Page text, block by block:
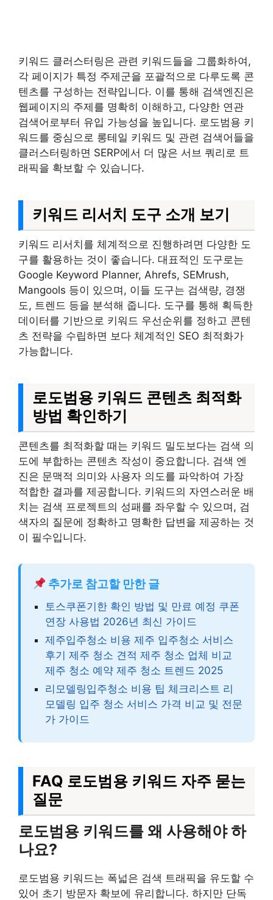
키워드 클러스터링은 관련 키워드들을 그룹화하여,
각 페이지가 특정 주제군을 포괄적으로 다루도록 콘
텐츠를 구성하는 전략입니다. 이를 통해 검색엔진은
웹페이지의 주제를 명확히 이해하고, 다양한 연관
검색어로부터 유입 가능성을 높입니다. 로도범용 키
워드를 중심으로 롱테일 키워드 및 관련 검색어들을
클러스터링하면 SERP에서 더 많은 서브 쿼리로 트
래픽을 확보할 수 있습니다.
키워드 리서치 도구 소개 보기
키워드 리서치를 체계적으로 진행하려면 다양한 도
구를 활용하는 것이 좋습니다. 대표적인 도구로는
Google Keyword Planner, Ahrefs, SEMrush,
Mangools 등이 있으며, 이들 도구는 검색량, 경쟁
도, 트렌드 등을 분석해 줍니다. 도구를 통해 획득한
데이터를 기반으로 키워드 우선순위를 정하고 콘텐
츠 전략을 수립하면 보다 체계적인 SEO 최적화가
가능합니다.
로도범용 키워드 콘텐츠 최적화
방법 확인하기
콘텐츠를 최적화할 때는 키워드 밀도보다는 검색 의
도에 부합하는 콘텐츠 작성이 중요합니다. 검색 엔
진은 문맥적 의미와 사용자 의도를 파악하여 가장
적합한 결과를 제공합니다. 키워드의 자연스러운 배
치는 검색 프로젝트의 성패를 좌우할 수 있으며, 검
색자의 질문에 정확하고 명확한 답변을 제공하는 것
이 필수입니다.
추가로 참고할 만한 글
토스쿠폰기한 확인 방법 및 만료 예정 쿠폰
연장 사용법 2026년 최신 가이드
제주입주청소 비용 제주 입주청소 서비스
후기 제주 청소 견적 제주 청소 업체 비교
제주 청소 예약 제주 청소 트렌드 2025
리모델링입주청소 비용 팁 체크리스트 리
모델링 입주 청소 서비스 가격 비교 및 전문
가 가이드
FAQ 로도범용 키워드 자주 묻는
질문
로도범용 키워드를 왜 사용해야 하
나요?
로도범용 키워드는 폭넓은 검색 트래픽을 유도할 수
있어 초기 방문자 확보에 유리합니다. 하지만 단독